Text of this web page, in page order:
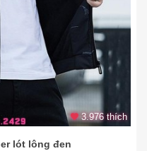
3.976 thích
lót lông đen